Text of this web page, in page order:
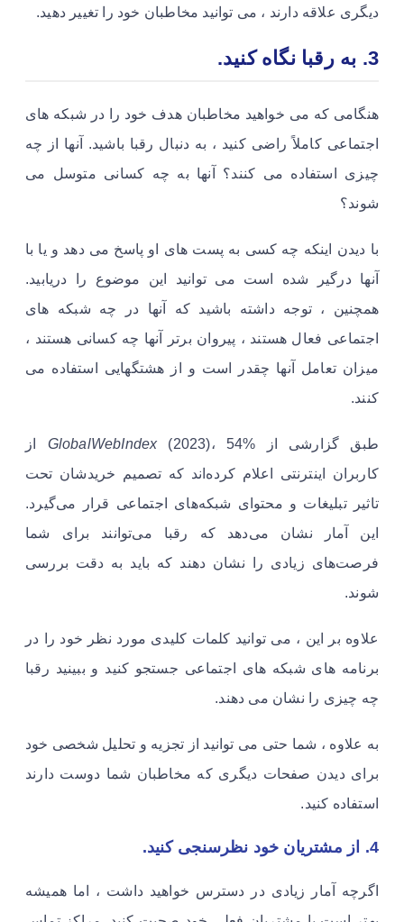
دیگری علاقه دارند ، می توانید مخاطبان خود را تغییر دهید.
3. به رقبا نگاه کنید.
هنگامی که می خواهید مخاطبان هدف خود را در شبکه های
اجتماعی کاملاً راضی کنید ، به دنبال رقبا باشید. آنها از چه
چیزی استفاده می کنند؟ آنها به چه کسانی متوسل می
شوند؟
با دیدن اینکه چه کسی به پست های او پاسخ می دهد و یا با
آنها درگیر شده است می توانید این موضوع را دریابید.
همچنین ، توجه داشته باشید که آنها در چه شبکه های
اجتماعی فعال هستند ، پیروان برتر آنها چه کسانی هستند ،
میزان تعامل آنها چقدر است و از هشتگهایی استفاده می
کنند.
طبق گزارشی از GlobalWebIndex (2023)، 54% از
کاربران اینترنتی اعلام کرده‌اند که تصمیم خریدشان تحت
تاثیر تبلیغات و محتوای شبکه‌های اجتماعی قرار می‌گیرد.
این آمار نشان می‌دهد که رقبا می‌توانند برای شما
فرصت‌های زیادی را نشان دهند که باید به دقت بررسی
شوند.
علاوه بر این ، می توانید کلمات کلیدی مورد نظر خود را در
برنامه های شبکه های اجتماعی جستجو کنید و ببینید رقبا
چه چیزی را نشان می دهند.
به علاوه ، شما حتی می توانید از تجزیه و تحلیل شخصی خود
برای دیدن صفحات دیگری که مخاطبان شما دوست دارند
استفاده کنید.
4. از مشتریان خود نظرسنجی کنید.
اگرچه آمار زیادی در دسترس خواهید داشت ، اما همیشه